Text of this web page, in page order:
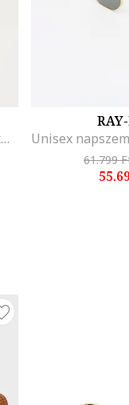
Uniszex napszemüveg színátmenetes lencsékkel, Aranyszín/Rózsaarany
61.799